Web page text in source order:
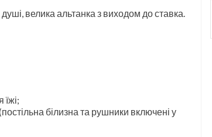
велика альтанка з виходом до ставка.
білизна та рушники включені у